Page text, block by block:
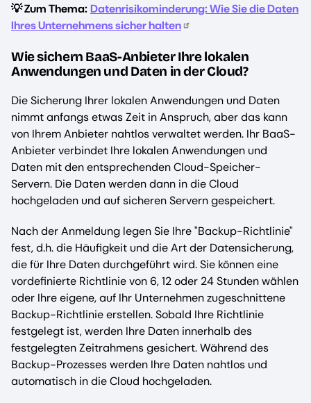
💡 Zum Thema:Datenrisikominderung: Wie Sie die Daten
Ihres Unternehmens sicher halten
Wie sichern BaaS-Anbieter Ihre lokalen
Anwendungen und Daten in der Cloud?
Die Sicherung Ihrer lokalen Anwendungen und Daten
nimmt anfangs etwas Zeit in Anspruch, aber das kann
von Ihrem Anbieter nahtlos verwaltet werden. Ihr BaaS-
Anbieter verbindet Ihre lokalen Anwendungen und
Daten mit den entsprechenden Cloud-Speicher-
Servern. Die Daten werden dann in die Cloud
hochgeladen und auf sicheren Servern gespeichert.
Nach der Anmeldung legen Sie Ihre "Backup-Richtlinie"
fest, d.h. die Häufigkeit und die Art der Datensicherung,
die für Ihre Daten durchgeführt wird. Sie können eine
vordefinierte Richtlinie von 6, 12 oder 24 Stunden wählen
oder Ihre eigene, auf Ihr Unternehmen zugeschnittene
Backup-Richtlinie erstellen. Sobald Ihre Richtlinie
festgelegt ist, werden Ihre Daten innerhalb des
festgelegten Zeitrahmens gesichert. Während des
Backup-Prozesses werden Ihre Daten nahtlos und
automatisch in die Cloud hochgeladen.